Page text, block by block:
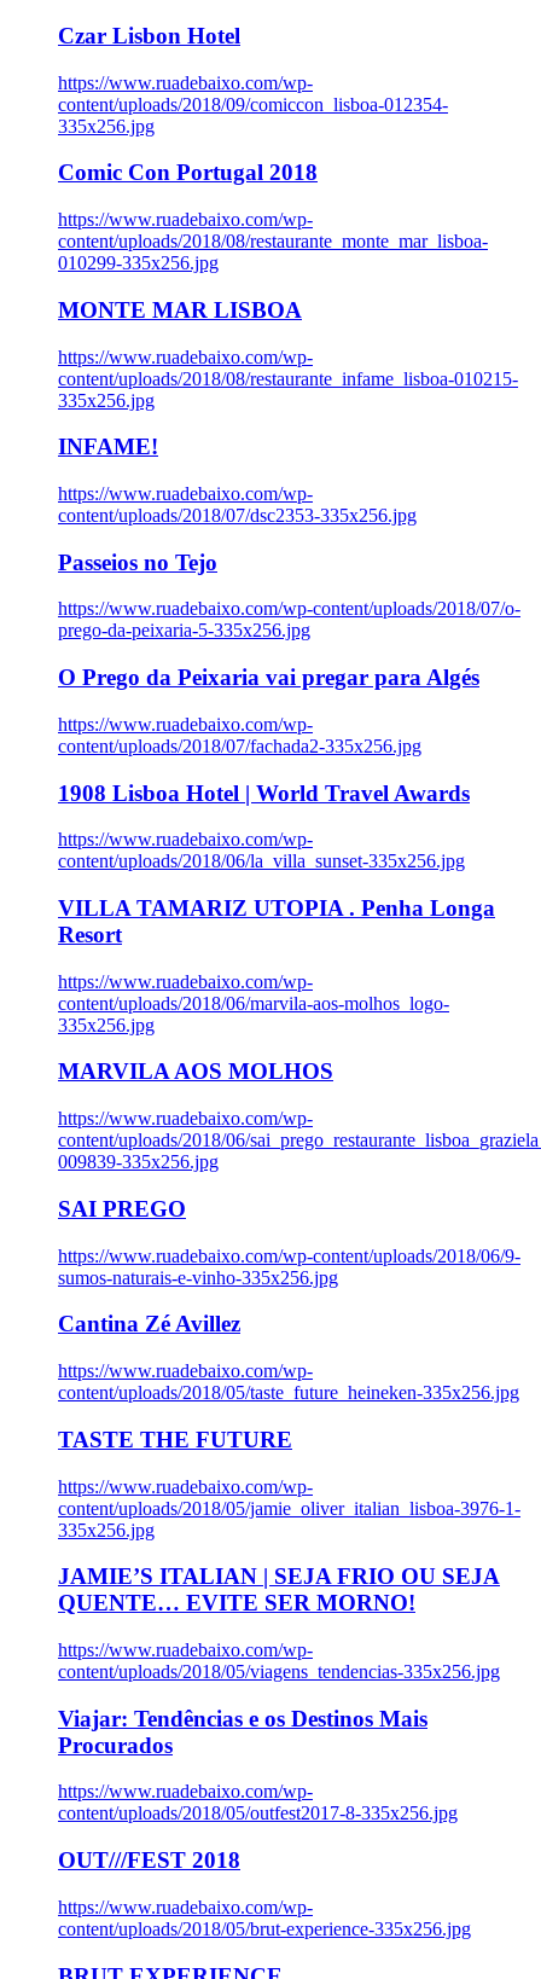
Czar Lisbon Hotel
https://www.ruadebaixo.com/wp-
content/uploads/2018/09/comiccon_lisboa-012354-
335x256.jpg
Comic Con Portugal 2018
https://www.ruadebaixo.com/wp-
content/uploads/2018/08/restaurante_monte_mar_lisboa-
010299-335x256.jpg
MONTE MAR LISBOA
https://www.ruadebaixo.com/wp-
content/uploads/2018/08/restaurante_infame_lisboa-010215-
335x256.jpg
INFAME!
https://www.ruadebaixo.com/wp-
content/uploads/2018/07/dsc2353-335x256.jpg
Passeios no Tejo
https://www.ruadebaixo.com/wp-content/uploads/2018/07/o-
prego-da-peixaria-5-335x256.jpg
O Prego da Peixaria vai pregar para Algés
https://www.ruadebaixo.com/wp-
content/uploads/2018/07/fachada2-335x256.jpg
1908 Lisboa Hotel | World Travel Awards
https://www.ruadebaixo.com/wp-
content/uploads/2018/06/la_villa_sunset-335x256.jpg
VILLA TAMARIZ UTOPIA . Penha Longa
Resort
https://www.ruadebaixo.com/wp-
content/uploads/2018/06/marvila-aos-molhos_logo-
335x256.jpg
MARVILA AOS MOLHOS
https://www.ruadebaixo.com/wp-
content/uploads/2018/06/
009839-335x256.jpg
SAI PREGO
https://www.ruadebaixo.com/wp-content/uploads/2018/06/9-
sumos-naturais-e-vinho-335x256.jpg
Cantina Zé Avillez
https://www.ruadebaixo.com/wp-
content/uploads/2018/05/taste_future_heineken-335x256.jpg
TASTE THE FUTURE
https://www.ruadebaixo.com/wp-
content/uploads/2018/05/jamie_oliver_italian_lisboa-3976-1-
335x256.jpg
JAMIE’S ITALIAN | SEJA FRIO OU SEJA
QUENTE… EVITE SER MORNO!
https://www.ruadebaixo.com/wp-
content/uploads/2018/05/viagens_tendencias-335x256.jpg
Viajar: Tendências e os Destinos Mais
Procurados
https://www.ruadebaixo.com/wp-
content/uploads/2018/05/outfest2017-8-335x256.jpg
OUT///FEST 2018
https://www.ruadebaixo.com/wp-
content/uploads/2018/05/brut-experience-335x256.jpg